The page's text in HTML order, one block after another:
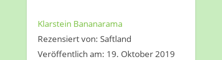
Klarstein Bananarama
Rezensiert von: Saftland
Veröffentlich am: 19. Oktober 2019